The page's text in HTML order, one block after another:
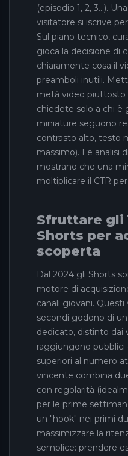
(episodio 1, 2, 3...).
visitatore si iscrive
Sul piano tecnico,
gioca la decisione di
chiaramente cosa il
preamboli inutili.
metà video piuttosto
chiedete solo a chi è
miniature seguono
contrasto alto, testo
massimo). Le analisi di
mostrano che una
moltiplicare il CTR
Sfruttare gli
Shorts per
scoperta
Dal 2024 gli Shorts
motore di
canali giovani.
secondi godono di
dedicato, distinto dai
raggiungono pubblici
superiori al numero
vincente combina
con regolarità
per le prime
un "hook" nei primi
massimizzare la
semplice: prendere